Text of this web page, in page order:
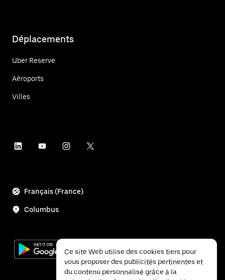
Déplacements
Uber Reserve
Aéroports
Villes
Français (France)
Columbus
Ce site Web utilise des cookies tiers pour
vous proposer des publicités pertinentes et
du contenu personnalisé grâce à la